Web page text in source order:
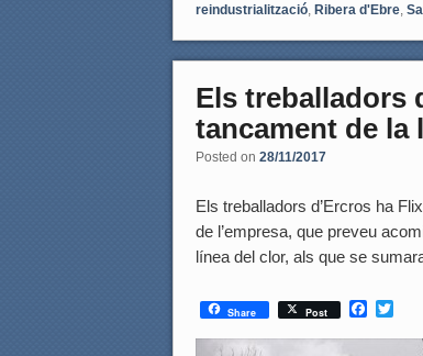
reindustrialització Ribera d'Ebre
Els treballadors
tancament de la
Posted on 28/11/2017
Els treballadors d’Ercros ha
de l’empresa, que preveu
línea del clor, als que se
Share Post
F
c
i